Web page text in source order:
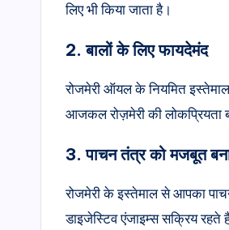
लिए भी किया जाता है।
2. बालों के लिए फायदेमंद
रोजमेरी ऑयल के नियमित
आजकल रोज़मेरी की लोकप्रियता
3. पाचन तंत्र को मजबूत
रोजमेरी के इस्तेमाल से आपका
डाइजेस्टिव एंजाइम्स सक्रिय रहते